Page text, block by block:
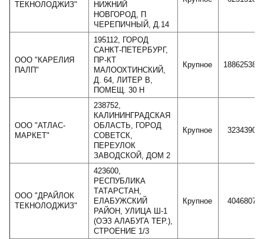
ТЕКНОЛОДЖИЗ"
НИЖНИЙ
НОВГОРОД, П
ЧЕРЕПИЧНЫЙ, Д.14
ООО "КАРЕЛИЯ
ПАЛП"
195112, ГОРОД
САНКТ-ПЕТЕРБУРГ,
ПР-КТ
МАЛООХТИНСКИЙ,
Д. 64, ЛИТЕР В,
ПОМЕЩ. 30 Н
Крупное 18862538
ООО "АТЛАС-
МАРКЕТ"
238752,
КАЛИНИНГРАДСКАЯ
ОБЛАСТЬ, ГОРОД
СОВЕТСК,
ПЕРЕУЛОК
ЗАВОДСКОЙ, ДОМ 2
Крупное 3234390
ООО "ДРАЙЛОК
ТЕКНОЛОДЖИЗ"
423600,
РЕСПУБЛИКА
ТАТАРСТАН,
ЕЛАБУЖСКИЙ
РАЙОН, УЛИЦА Ш-1
(ОЭЗ АЛАБУГА ТЕР.),
СТРОЕНИЕ 1/3
Крупное 4046807